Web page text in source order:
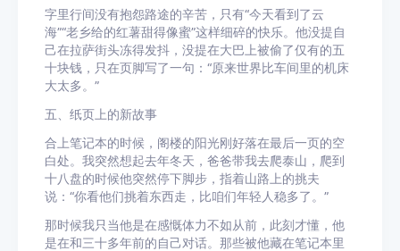
字里行间没有抱怨路途的辛苦，只有“今天看到了云
海”“老乡给的红薯甜得像蜜”这样细碎的快乐。他没提自
己在拉萨街头冻得发抖，没提在大巴上被偷了仅有的五
十块钱，只在页脚写了一句：“原来世界比车间里的机床
大太多。”
五、纸页上的新故事
合上笔记本的时候，阁楼的阳光刚好落在最后一页的空
白处。我突然想起去年冬天，爸爸带我去爬泰山，爬到
十八盘的时候他突然停下脚步，指着山路上的挑夫
说：“你看他们挑着东西走，比咱们年轻人稳多了。”
那时候我只当他是在感慨体力不如从前，此刻才懂，他
是在和三十多年前的自己对话。那些被他藏在笔记本里